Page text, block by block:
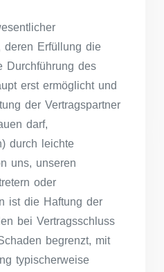
deren Erfüllung die
Durchführung des
erst ermöglicht und
der Vertragspartner
darf,
durch leichte
uns, unseren
oder
ist die Haftung der
bei Vertragsschluss
begrenzt, mit
typischerweise